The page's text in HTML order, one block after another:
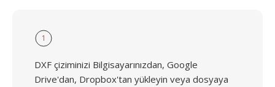
1
DXF çiziminizi Bilgisayarınızdan, Google
Drive'dan, Dropbox'tan yükleyin veya dosyaya